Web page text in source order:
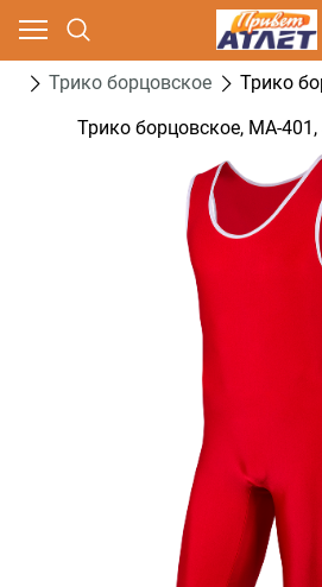
Трико борцовское
Трико
Трико борцовское, MA-
Ваш город - Москва,
угадали?
ДА НЕТ